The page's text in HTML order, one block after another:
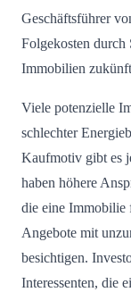
Geschäftsführer
Folgekosten durch
Immobilien
Viele potenzielle
schlechter
Kaufmotiv gibt es
haben höhere
die eine Immobilie
Angebote mit
besichtigen.
Interessenten, die